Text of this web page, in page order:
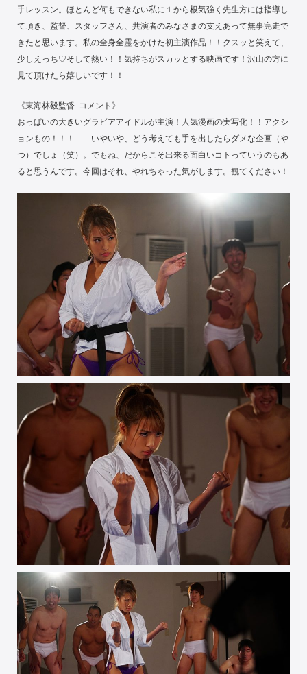
手レッスン。ほとんど何もできない私に１から根気強く先生方には指導し
て頂き、監督、スタッフさん、共演者のみなさまの支えあって無事完走で
きたと思います。私の全身全霊をかけた初主演作品！！クスッと笑えて、
少しえっち♡そして熱い！！気持ちがスカッとする映画です！沢山の方に
見て頂けたら嬉しいです！！
《東海林毅監督 コメント》
おっぱいの大きいグラビアアイドルが主演！人気漫画の実写化！！アクシ
ョンもの！！！……いやいや、どう考えても手を出したらダメな企画（や
つ）でしょ（笑）。でもね、だからこそ出来る面白いコトっていうのもあ
ると思うんです。今回はそれ、やれちゃった気がします。観てください！